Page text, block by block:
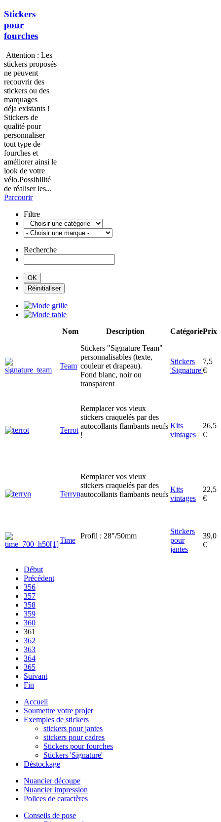
Stickers
pour
fourches
Attention : Les
stickers proposés
ne peuvent
recouvrir des
stickers ou des
marquages
déja existants !
Stickers de
qualité pour
personnaliser
tout type de
fourches et
améliorer ainsi le
look de votre
vélo.Possibilité
de réaliser les...
Parcourir
Filtre
Recherche
Nom Description CatégoriePrix
Team
Stickers "Signature Team"
personnalisables (texte,
couleur et drapeau).
Fond blanc, noir ou
transparent
Stickers
'Signature'
7,5
€
Terrot
Remplacer vos vieux
stickers craquelés par des
autocollants flambants neufs
!
Kits
vintages
26,5
€
Terryn
Remplacer vos vieux
stickers craquelés par des
autocollants flambants neufs
Kits
vintages
22,5
€
Time
Profil : 28"/50mm
Stickers
pour
jantes
39,0
€
Début
Précédent
356
357
358
359
360
361
362
363
364
365
Suivant
Fin
Accueil
Soumettre votre projet
Exemples de stickers
stickers pour jantes
stickers pour cadres
Stickers pour fourches
Stickers 'Signature'
Déstockage
Nuancier découpe
Nuancier impression
Polices de caractères
Conseils de pose